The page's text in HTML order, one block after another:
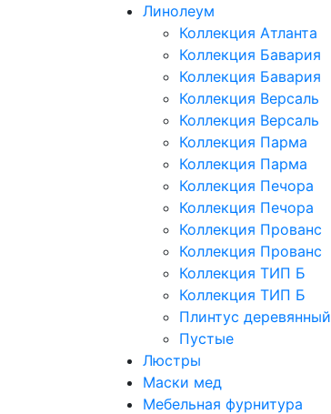
Линолеум
Коллекция Атланта
Коллекция Бавария
Коллекция Бавария
Коллекция Версаль
Коллекция Версаль
Коллекция Парма
Коллекция Парма
Коллекция Печора
Коллекция Печора
Коллекция Прованс
Коллекция Прованс
Коллекция ТИП Б
Коллекция ТИП Б
Плинтус деревянный
Пустые
Люстры
Маски мед
Мебельная фурнитура